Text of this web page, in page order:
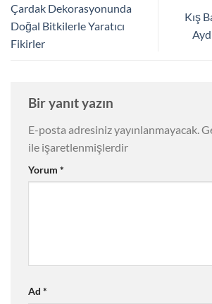
Çardak Dekorasyonunda
Doğal Bitkilerle Yaratıcı
Fikirler
Kış
Bir yanıt yazın
E-posta adresiniz yayınlanmayacak.
ile işaretlenmişlerdir
Yorum *
Ad *